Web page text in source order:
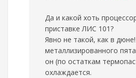
Да и какой хоть
приставке ЛИС 101?
Явно не такой, как в
металлизированного
он (по остаткам
охлаждается.